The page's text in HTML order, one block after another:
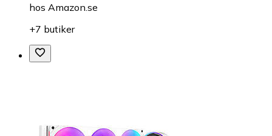
hos Amazon.se
+7 butiker